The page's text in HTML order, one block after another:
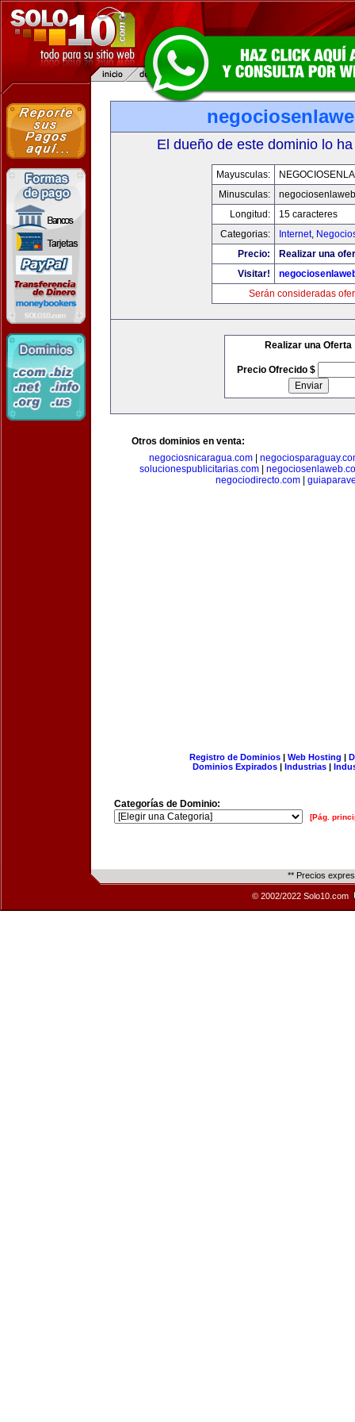
El dueño de este dominio lo
Mayusculas:
Minusculas:
Longitud:
15 caracteres
Categorias:
Internet,
Precio:
Realizar una
Visitar!
Serán consideradas
Realizar una Oferta
Precio Ofrecido $
Otros dominios en venta:
negociosnicaragua.com
solucionespublicitarias.com
negociodirecto.com
Registro de Dominios| Web Hosting |
Dominios Expirados | Industrias |
Categorías de Dominio:
[Pág.
** Precios
© 2002/2022 Solo10.com